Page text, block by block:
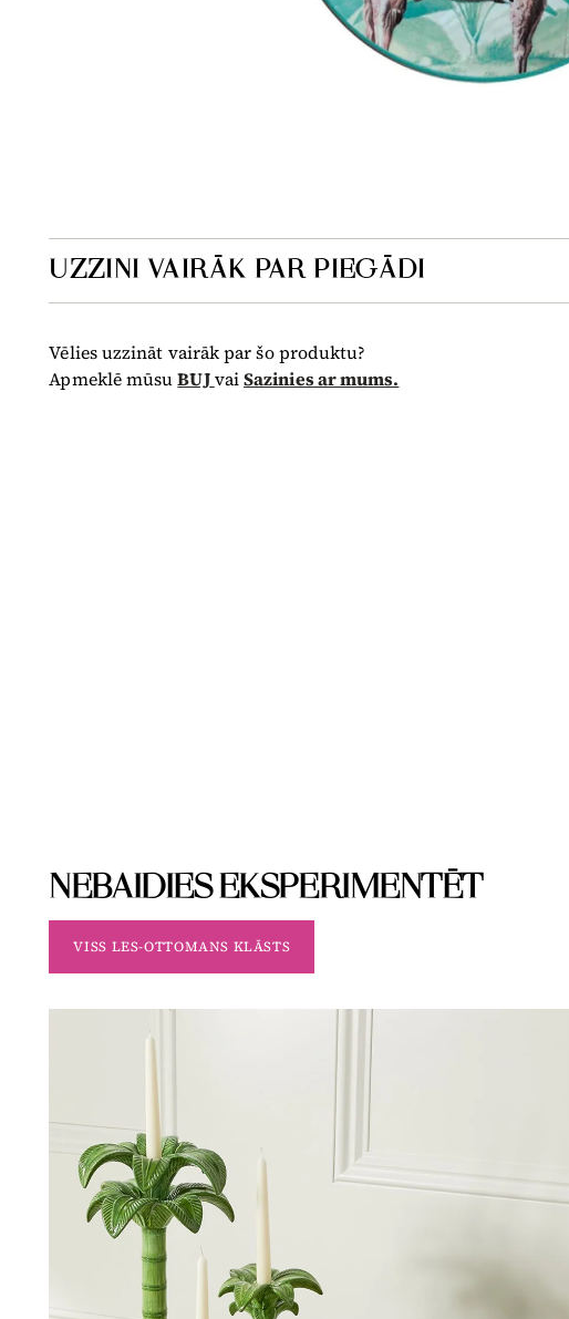
UZZINI VAIRĀK PAR PIEGĀDI
Vēlies uzzināt vairāk par šo produktu?
Apmeklē mūsuBUJvaiSazinies ar mums.
NEBAIDIES EKSPERIMENTĒT
VISS LES-OTTOMANS KLĀSTS